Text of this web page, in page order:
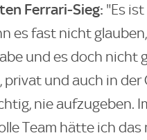
Ferrari-Sieg: "Es
es fast nicht
und es doch nicht
privat und auch in
nie aufzugeben.
Team hätte ich